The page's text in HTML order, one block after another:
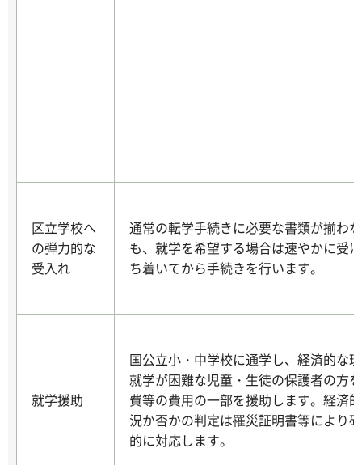
区立学校へ
の弾力的な
受入れ
通常の転学手続きに必要な書類が揃わ
も、就学を希望する場合は速やかに受
ち着いてから手続きを行います。
就学援助
国公立小・中学校に通学し、経済的な
就学が困難な児童・生徒の保護者の方
費等の費用の一部を援助します。経済
況か否かの判定は罹災証明書等により
的に対応します。